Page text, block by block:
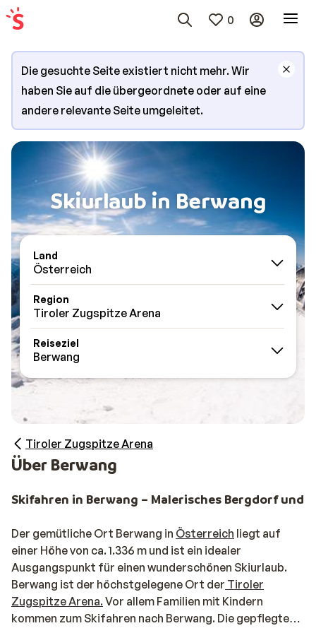
0
Die gesuchte Seite existiert nicht mehr. Wir
haben Sie auf die übergeordnete oder auf eine
andere relevante Seite umgeleitet.
Skiurlaub in Berwang
Land
Österreich
Region
Tiroler Zugspitze Arena
Reiseziel
Berwang
Tiroler Zugspitze Arena
Über Berwang
Skifahren in Berwang – Malerisches Bergdorf und
Der gemütliche Ort Berwang in Österreich liegt auf
einer Höhe von ca. 1.336 m und ist ein idealer
Ausgangspunkt für einen wunderschönen Skiurlaub.
Berwang ist der höchstgelegene Ort der Tiroler
Zugspitze Arena.Vor allem Familien mit Kindern
kommen zum Skifahren nach Berwang. Die gepflegten